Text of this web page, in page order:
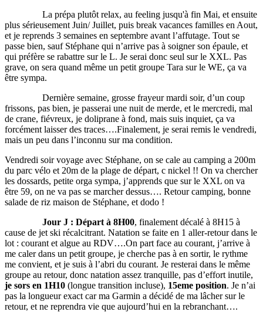
La prépa plutôt relax, au feeling jusqu'à fin Mai, et ensuite
plus sérieusement Juin/ Juillet, puis break vacances familles en Aout,
et je reprends 3 semaines en septembre avant l’affutage. Tout se
passe bien, sauf Stéphane qui n’arrive pas à soigner son épaule, et
qui préfère se rabattre sur le L. Je serai donc seul sur le XXL. Pas
grave, on sera quand même un petit groupe Tara sur le WE, ça va
être sympa.
Dernière semaine, grosse frayeur mardi soir, d’un coup
frissons, pas bien, je passerai une nuit de merde, et le mercredi, mal
de crane, fiévreux, je doliprane à fond, mais suis inquiet, ça va
forcément laisser des traces….Finalement, je serai remis le vendredi,
mais un peu dans l’inconnu sur ma condition.
Vendredi soir voyage avec Stéphane, on se cale au camping a 200m
du parc vélo et 20m de la plage de départ, c nickel !! On va chercher
les dossards, petite orga sympa, j’apprends que sur le XXL on va
être 59, on ne va pas se marcher dessus…. Retour camping, bonne
salade de riz maison de Stéphane, et dodo !
Jour J : Départ à 8H00, finalement décalé à 8H15 à
cause de jet ski récalcitrant. Natation se faite en 1 aller-retour dans le
lot : courant et algue au RDV….On part face au courant, j’arrive à
me caler dans un petit groupe, je cherche pas à en sortir, le rythme
me convient, et je suis à l’abri du courant. Je resterai dans le même
groupe au retour, donc natation assez tranquille, pas d’effort inutile,
je sors en 1H10 (longue transition incluse), 15eme position. Je n’ai
pas la longueur exact car ma Garmin a décidé de ma lâcher sur le
retour, et ne reprendra vie que aujourd’hui en la rebranchant….